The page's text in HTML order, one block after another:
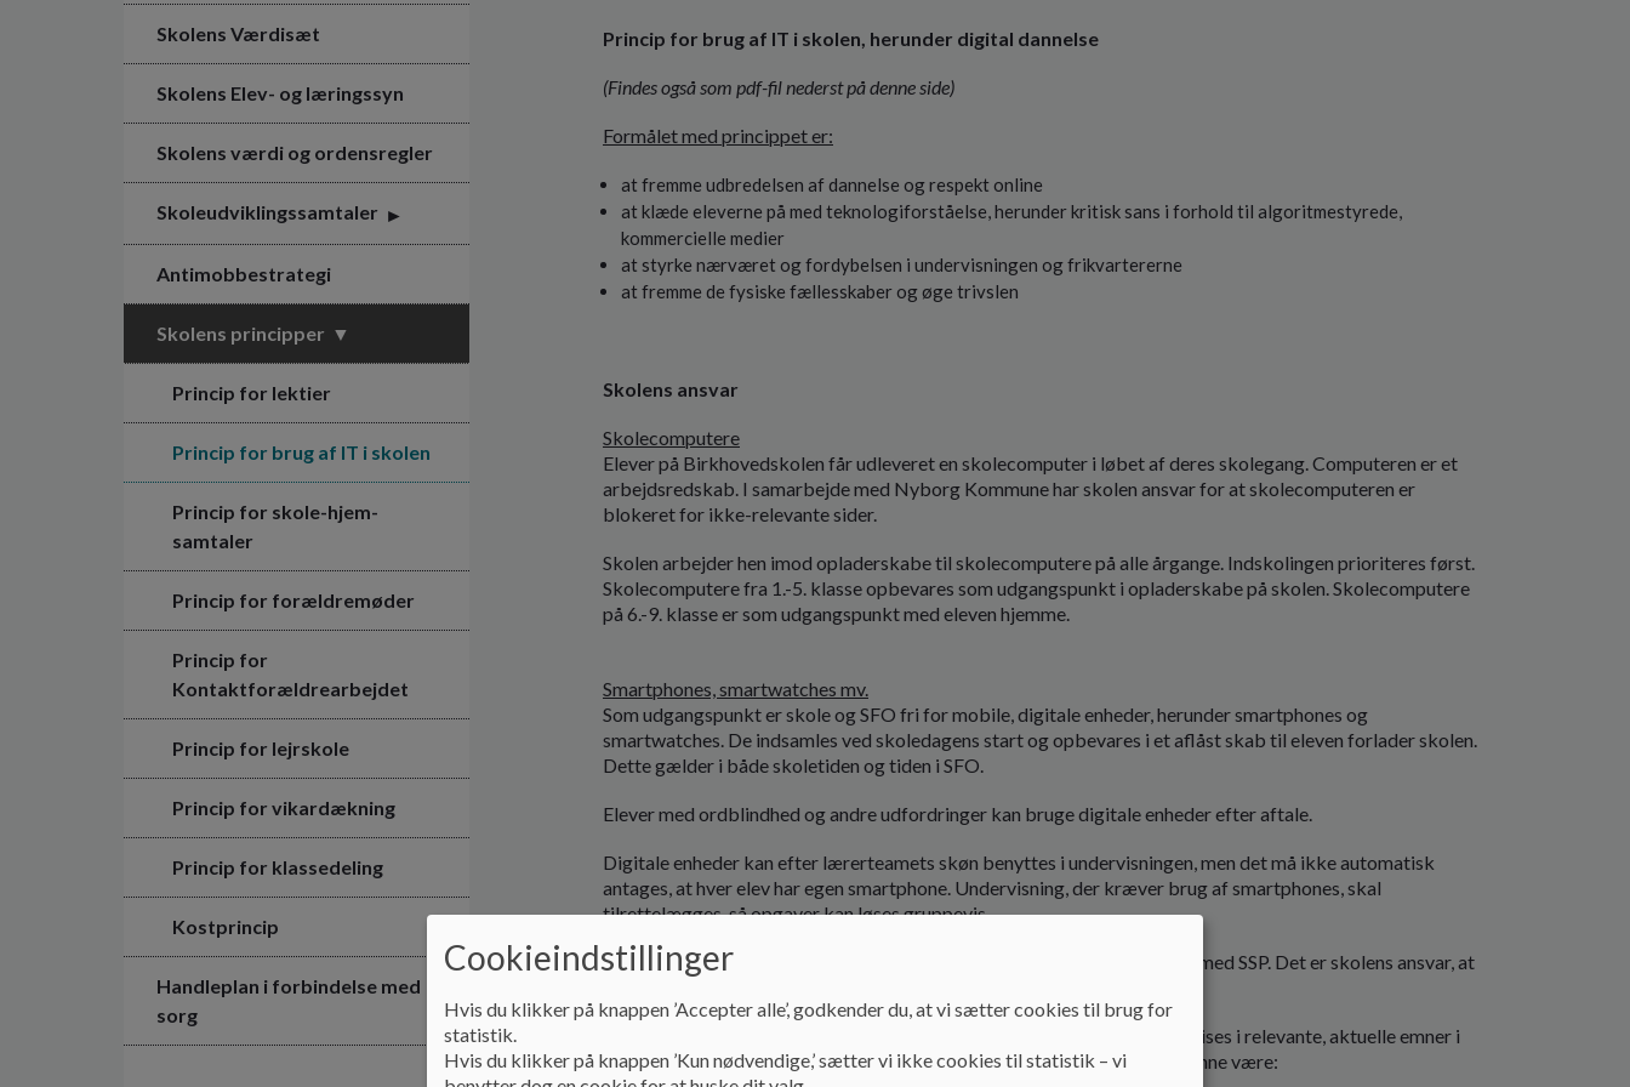
Skolens Værdisæt
Skolens Elev- og læringssyn
Skolens værdi og ordensregler
Skoleudviklingssamtaler
Antimobbestrategi
Skolens principper
Princip for lektier
Princip for brug af IT i skolen
Princip for skole-hjem-
samtaler
Princip for forældremøder
Princip for
Kontaktforældrearbejdet
Princip for lejrskole
Princip for vikardækning
Princip for klassedeling
Kostprincip
Handleplan i forbindelse med
sorg
Princip for brug af IT i skolen, herunder digital dannelse
(Findes også som pdf-fil nederst på denne side)
Formålet med princippet er:
at fremme udbredelsen af dannelse og respekt online
at klæde eleverne på med teknologiforståelse, herunder kritisk sans i forhold til algoritmestyrede,
kommercielle medier
at styrke nærværet og fordybelsen i undervisningen og frikvartererne
at fremme de fysiske fællesskaber og øge trivslen
Skolens ansvar
Skolecomputere
Elever på Birkhovedskolen får udleveret en skolecomputer i løbet af deres skolegang. Computeren er et
arbejdsredskab. I samarbejde med Nyborg Kommune har skolen ansvar for at skolecomputeren er
blokeret for ikke-relevante sider.
Skolen arbejder hen imod opladerskabe til skolecomputere på alle årgange. Indskolingen prioriteres først.
Skolecomputere fra 1.-5. klasse opbevares som udgangspunkt i opladerskabe på skolen. Skolecomputere
på 6.-9. klasse er som udgangspunkt med eleven hjemme.
Smartphones, smartwatches mv.
Som udgangspunkt er skole og SFO fri for mobile, digitale enheder, herunder smartphones og
smartwatches. De indsamles ved skoledagens start og opbevares i et aflåst skab til eleven forlader skolen.
Dette gælder i både skoletiden og tiden i SFO.
Elever med ordblindhed og andre udfordringer kan bruge digitale enheder efter aftale.
Digitale enheder kan efter lærerteamets skøn benyttes i undervisningen, men det må ikke automatisk
antages, at hver elev har egen smartphone. Undervisning, der kræver brug af smartphones, skal
tilrettelægges, så opgaver kan løses gruppevis.
Eleverne undervises i digital dannelse på alle årgange – evt. i samarbejde med SSP. Det er skolens ansvar, at
Den enkelte årgang skal i løbet af skoletiden på Birkhovedskolen undervises i relevante, aktuelle emner i
forhold til digital dannelse - et udvalg af relevante emner i 2024/2025 kunne være:
Cookieindstillinger
Hvis du klikker på knappen ’Accepter alle’, godkender du, at vi sætter cookies til brug for
statistik.
Hvis du klikker på knappen ’Kun nødvendige,’ sætter vi ikke cookies til statistik – vi